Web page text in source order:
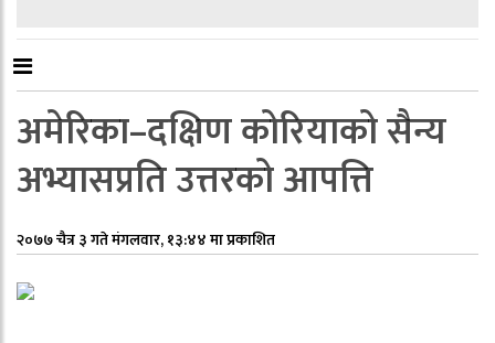
अमेरिका–दक्षिण कोरियाको सैन्य
अभ्यासप्रति उत्तरको आपत्ति
२०७७ चैत्र ३ गते मंगलवार, १३:४४ मा प्रकाशित